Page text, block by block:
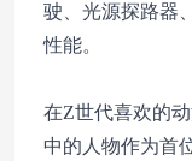
驶、光源探路器
性能。
在Z世代喜欢的
中的人物作为首